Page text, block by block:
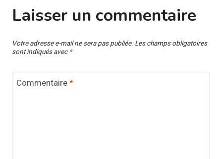
Laisser un commentaire
Votre adresse e-mail ne sera pas publiée. Les champs obligatoires
sont indiqués avec *
Commentaire *